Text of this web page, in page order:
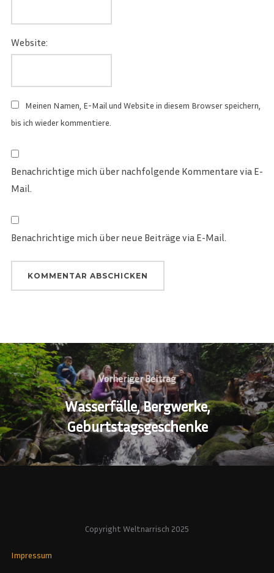
Website:
Meinen Namen, E-Mail und Website in diesem Browser speichern,
bis ich wieder kommentiere.
Benachrichtige mich über nachfolgende Kommentare via E-
Mail.
Benachrichtige mich über neue Beiträge via E-Mail.
Beitragsnavigation
Vorheriger
Beitrag
Vorheriger Beitrag
Wasserfälle, Bergwerke,
Geburtstagsgeschenke
Copyright Weltnarrisch 2025
Impressum